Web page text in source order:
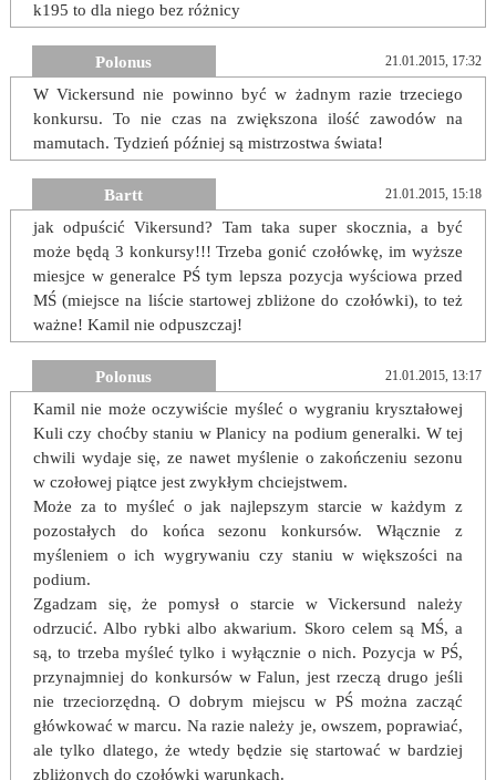
k195 to dla niego bez różnicy
Polonus 21.01.2015, 17:32
W Vickersund nie powinno być w żadnym razie trzeciego
konkursu. To nie czas na zwiększona ilość zawodów na
mamutach. Tydzień później są mistrzostwa świata!
Bartt 21.01.2015, 15:18
jak odpuścić Vikersund? Tam taka super skocznia, a być
może będą 3 konkursy!!! Trzeba gonić czołówkę, im wyższe
miesjce w generalce PŚ tym lepsza pozycja wyściowa przed
MŚ (miejsce na liście startowej zbliżone do czołówki), to też
ważne! Kamil nie odpuszczaj!
Polonus 21.01.2015, 13:17
Kamil nie może oczywiście myśleć o wygraniu kryształowej
Kuli czy choćby staniu w Planicy na podium generalki. W tej
chwili wydaje się, ze nawet myślenie o zakończeniu sezonu
w czołowej piątce jest zwykłym chciejstwem.
Może za to myśleć o jak najlepszym starcie w każdym z
pozostałych do końca sezonu konkursów. Włącznie z
myśleniem o ich wygrywaniu czy staniu w większości na
podium.
Zgadzam się, że pomysł o starcie w Vickersund należy
odrzucić. Albo rybki albo akwarium. Skoro celem są MŚ, a
są, to trzeba myśleć tylko i wyłącznie o nich. Pozycja w PŚ,
przynajmniej do konkursów w Falun, jest rzeczą drugo jeśli
nie trzeciorzędną. O dobrym miejscu w PŚ można zacząć
główkować w marcu. Na razie należy je, owszem, poprawiać,
ale tylko dlatego, że wtedy będzie się startować w bardziej
zbliżonych do czołówki warunkach.